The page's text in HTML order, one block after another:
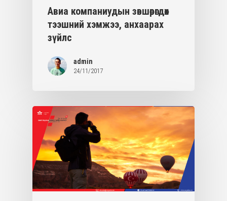
Авиа компаниудын зөвшөөрөгдөх
тээшний хэмжээ, анхаарах
зүйлс
admin
24/11/2017